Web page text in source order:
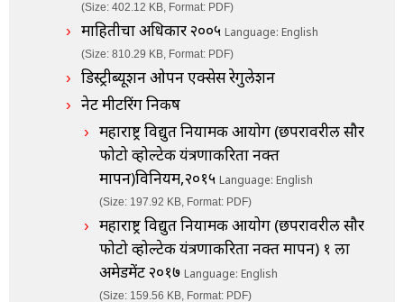
(Size: 402.12 KB, Format: PDF)
माहितीचा अधिकार २००५ Language: English
(Size: 810.29 KB, Format: PDF)
डिस्ट्रीब्यूशन ओपन एक्सेस रेगुलेशन
नेट मीटरिंग निकष
महाराष्ट्र विद्युत नियामक आयोग (छपरावरील सौर
फोटो व्होल्टेक यंत्रणाकरिता नक्त
मापन)विनियम,२०१५ Language: English
(Size: 197.92 KB, Format: PDF)
महाराष्ट्र विद्युत नियामक आयोग (छपरावरील सौर
फोटो व्होल्टेक यंत्रणाकरिता नक्त मापन) १ ला
अमेडमेंट २०१७ Language: English
(Size: 159.56 KB, Format: PDF)